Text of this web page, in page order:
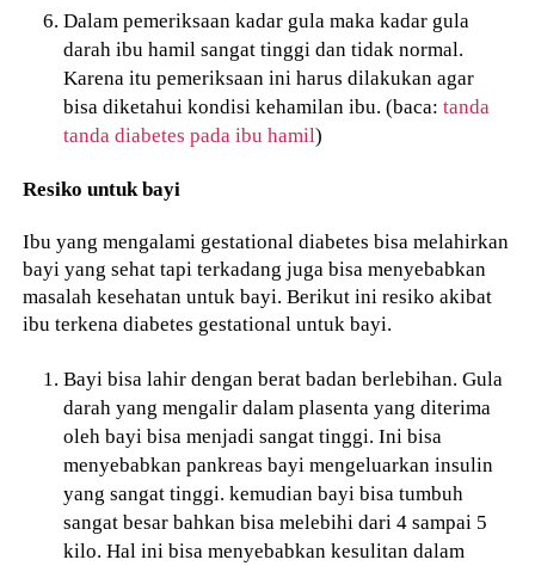
Dalam pemeriksaan kadar gula maka kadar gula
darah ibu hamil sangat tinggi dan tidak normal.
Karena itu pemeriksaan ini harus dilakukan agar
bisa diketahui kondisi kehamilan ibu. (baca:tanda
tanda diabetes pada ibu hamil)
Resiko untuk bayi
Ibu yang mengalami gestational diabetes bisa melahirkan
bayi yang sehat tapi terkadang juga bisa menyebabkan
masalah kesehatan untuk bayi. Berikut ini resiko akibat
ibu terkena diabetes gestational untuk bayi.
Bayi bisa lahir dengan berat badan berlebihan. Gula
darah yang mengalir dalam plasenta yang diterima
oleh bayi bisa menjadi sangat tinggi. Ini bisa
menyebabkan pankreas bayi mengeluarkan insulin
yang sangat tinggi. kemudian bayi bisa tumbuh
sangat besar bahkan bisa melebihi dari 4 sampai 5
kilo. Hal ini bisa menyebabkan kesulitan dalam